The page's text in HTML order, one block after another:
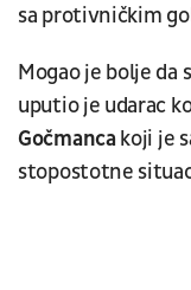
sa protivničkim
Mogao je bolje da
uputio je udarac
Gočmancakoji je
stopostotne